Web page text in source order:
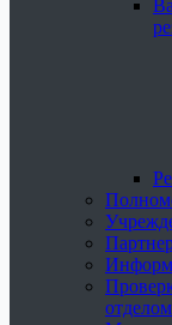
отделом